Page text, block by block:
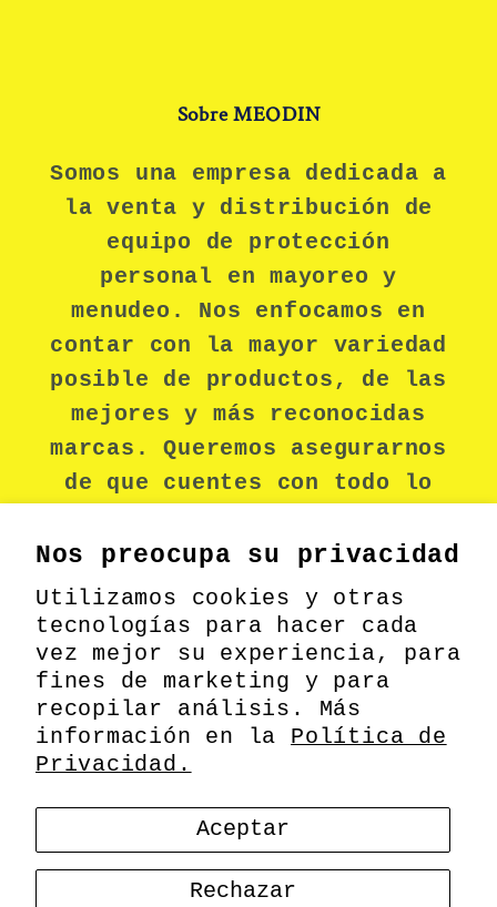
Nos preocupa su privacidad
Utilizamos cookies y otras
tecnologías para hacer cada
vez mejor su experiencia, para
fines de marketing y para
recopilar análisis. Más
información en la Política de
Privacidad.
Aceptar
Rechazar
Sobre MEODIN
Somos una empresa dedicada a
la venta y distribución de
equipo de protección
personal en mayoreo y
menudeo. Nos enfocamos en
contar con la mayor variedad
posible de productos, de las
mejores y más reconocidas
marcas. Queremos asegurarnos
de que cuentes con todo lo
seguro durante tu jornada
laboral.
Facebook
de
pago
Información de contacto